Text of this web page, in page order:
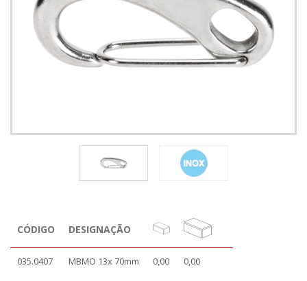
CÓDIGO DESIGNAÇÃO
035.0407 MBMO 13x 70mm 0,00 0,00